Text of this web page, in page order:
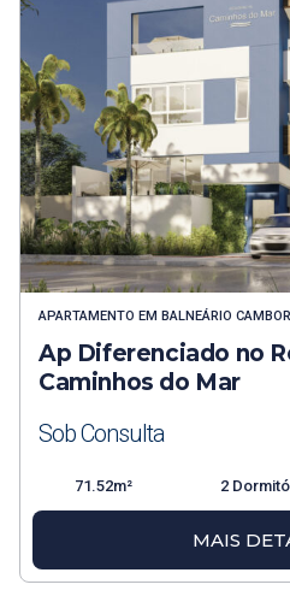
APARTAMENTO EM BALNEÁRIO
Ap Diferenciado no
Caminhos do Mar
Sob Consulta
71.52m² 2
MAIS